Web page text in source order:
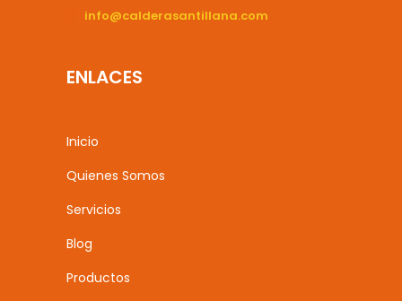
info@calderasantillana.com
ENLACES
Inicio
Quienes Somos
Servicios
Blog
Productos